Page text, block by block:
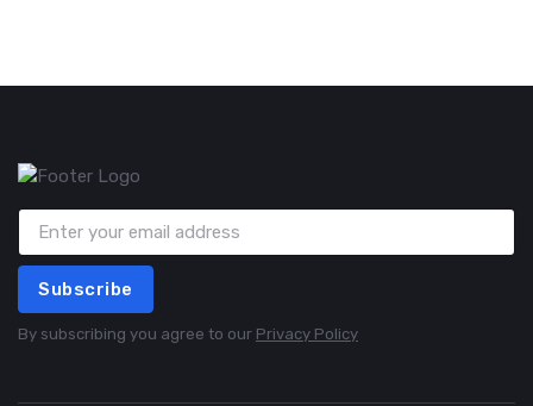
Subscribe
By subscribing you agree to our Privacy Policy